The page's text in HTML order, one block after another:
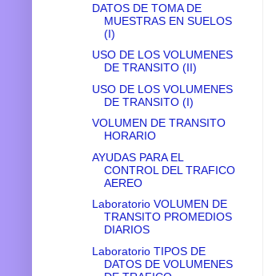
DATOS DE TOMA DE
MUESTRAS EN SUELOS
(I)
USO DE LOS VOLUMENES
DE TRANSITO (II)
USO DE LOS VOLUMENES
DE TRANSITO (I)
VOLUMEN DE TRANSITO
HORARIO
AYUDAS PARA EL
CONTROL DEL TRAFICO
AEREO
Laboratorio VOLUMEN DE
TRANSITO PROMEDIOS
DIARIOS
Laboratorio TIPOS DE
DATOS DE VOLUMENES